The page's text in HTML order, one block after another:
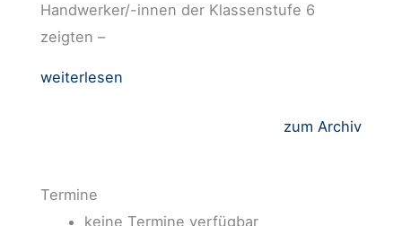
Handwerker/-innen der Klassenstufe 6
zeigten –
weiterlesen
zum Archiv
Termine
keine Termine verfügbar